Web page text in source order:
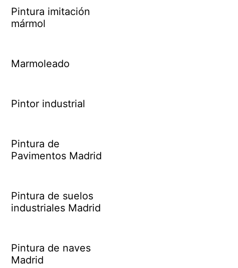
Pintura imitación
mármol
Marmoleado
Pintor industrial
Pintura de
Pavimentos Madrid
Pintura de suelos
industriales Madrid
Pintura de naves
Madrid